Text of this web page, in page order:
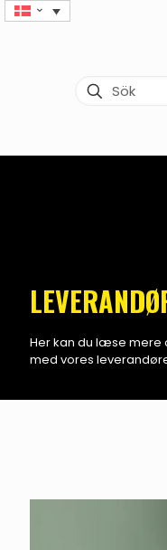
Her kan du læse mere
med vores